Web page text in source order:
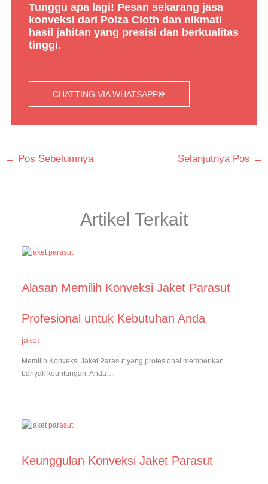
Tunggu apa lagi! Pesan sekarang jasa
konveksi dari Polza Cloth dan nikmati
hasil jahitan yang presisi dan berkualitas
tinggi.
CHATTING VIA WHATSAPP
← Pos Sebelumnya Selanjutnya Pos →
Artikel Terkait
Alasan Memilih Konveksi Jaket Parasut
Profesional untuk Kebutuhan Anda
jaket
Memilih Konveksi Jaket Parasut yang profesional memberikan
banyak keuntungan. Anda…
Keunggulan Konveksi Jaket Parasut